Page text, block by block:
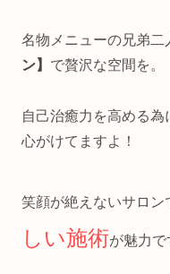
名物メニューの兄弟二
ン】 で贅沢な空間を。
自己治癒力を高める
心がけてますよ！
笑顔が絶えないサロ
しい施術が魅力で